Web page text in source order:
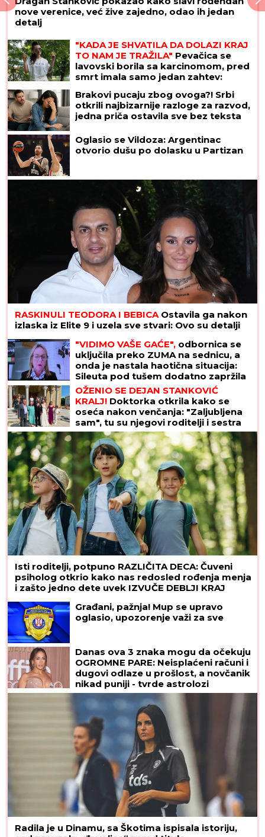
nove verenice, već žive zajedno, odao ih jedan
detalj
"KADA JE SHVATILA DA DOLAZI KRAJ
TO NAM JE TRAŽILA" Pevačica se
lavovski borila sa karcinomom, pred
smrt imala samo jedan zahtev:
Brakovi pucaju zbog ovoga?! Srbi
otkrili najbizarnije razloge za razvod,
jedna priča ostavila sve bez teksta
Oglasio se Vildoza: Argentinac
otvorio dušu po dolasku u Partizan
RASKINULI TEODORA I BEBICAOstavila ga nakon
izlaska iz Elite 9 i uzela sve stvari: Ovo su detalji
"VIDIMO VAŠE GAĆE", odbornica se
uključila preko ZUMA na sednicu, a
onda je nastala haotična situacija:
Sileuta pod tušem dodatno zapržila
čorbu
OŽENIO SE DEJAN STANKOVIĆ
KRALJ! Doktorka otkrila kako se
oseća nakon venčanja: "Zaljubljena
sam", tu su njegovi roditelji i sestra
(VIDEO)
Isti roditelji, potpuno RAZLIČITA DECA: Čuveni
psiholog otkrio kako nas redosled rođenja menja
i zašto jedno dete uvek IZVUČE DEBLJI KRAJ
Građani, pažnja! Mup se upravo
oglasio, upozorenje važi za sve
Danas ova 3 znaka mogu da očekuju
OGROMNE PARE: Neisplaćeni računi i
dugovi odlaze u prošlost, a novčanik
nikad puniji - tvrde astrolozi
Radila je u Dinamu, sa Škotima ispisala istoriju,